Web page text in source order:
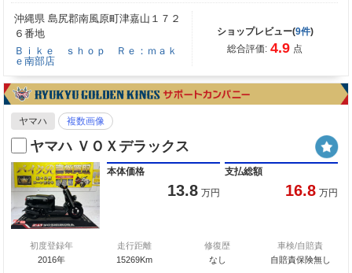
沖縄県 島尻郡南風原町津嘉山１７２
６番地
Ｂｉｋｅ ｓｈｏｐ Ｒｅ：ｍａｋ
ｅ南部店
ショップレビュー(9件)
総合評価: 4.9 点
ヤマハ 複数画像
ヤマハ ＶＯＸデラックス
本体価格
13.8 万円
支払総額
16.8 万円
初度登録年
2016年
走行距離
15269Km
修復歴
なし
車検/自賠責
自賠責保険無し